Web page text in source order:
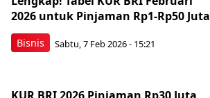
Bisnis
2026 untuk Pinjaman Rp1-Rp50 Juta
Sabtu, 7 Feb 2026 - 15:21